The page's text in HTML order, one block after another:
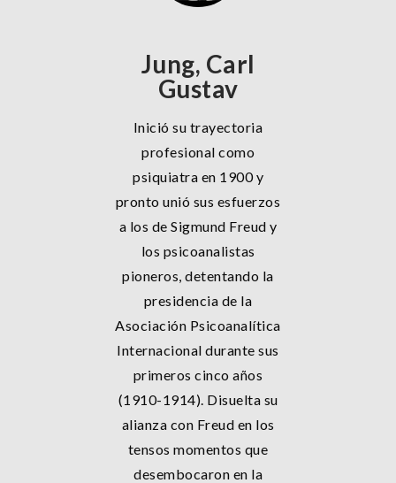
Jung, Carl
Gustav
Inició su trayectoria
profesional como
psiquiatra en 1900 y
pronto unió sus esfuerzos
a los de Sigmund Freud y
los psicoanalistas
pioneros, detentando la
presidencia de la
Asociación Psicoanalítica
Internacional durante sus
primeros cinco años
(1910-1914). Disuelta su
alianza con Freud en los
tensos momentos que
desembocaron en la